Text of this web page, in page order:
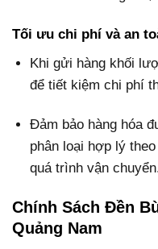
Tối ưu chi phí và an
Khi gửi hàng khối
để tiết kiệm chi phí
Đảm bảo hàng hóa
phân loại hợp lý
quá trình vận
Chính Sách Đền
Quảng Nam